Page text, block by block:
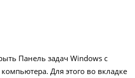
Панель задач Windows с
компьютера. Для этого во вкладке